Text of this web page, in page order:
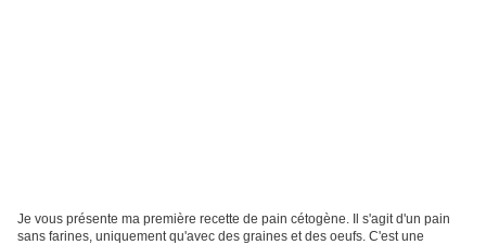
Je vous présente ma première recette de pain cétogène. Il s'agit d'un pain
sans farines, uniquement qu'avec des graines et des oeufs. C'est une